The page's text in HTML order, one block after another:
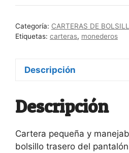
Fonda
Categoría: CARTERAS DE
Etiquetas: carteras, monederos
Descripción
Descripción
Cartera pequeña y
bolsillo trasero del